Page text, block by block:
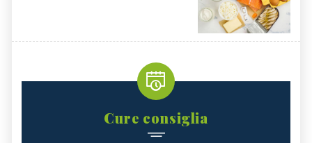
Cure consiglia